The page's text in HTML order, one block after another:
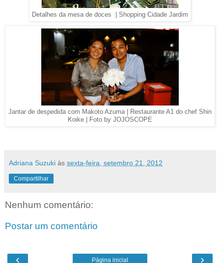
Detalhes da mesa de doces | Shopping Cidade Jardim
Jantar de despedida com Makoto Azuma | Restaurante A1 do chef Shin
Koike | Foto by JOJOSCOPE
Adriana Suzuki às sexta-feira, setembro 21, 2012
Compartilhar
Nenhum comentário:
Postar um comentário
‹ ›
Página inicial